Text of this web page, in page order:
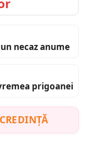
necaz anume
prigoanei
CREDINȚĂ